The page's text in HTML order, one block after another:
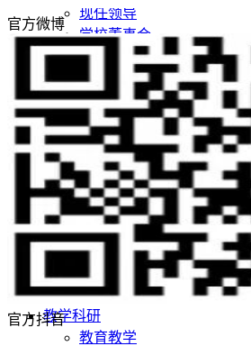
现任领导
学校董事会
名誉校长
学校顾问
校徽校训
学校荣誉
校园风景
机构设置
院系设置
管理机构
师资队伍
师资队伍概况
名师风采
教学科研
教育教学
官方微博
官方抖音